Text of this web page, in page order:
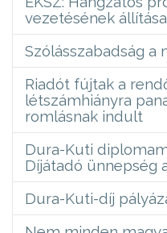
vezetésének állítása
Szólásszabadság a
Riadót fújtak a
létszámhiányra
romlásnak indult
Dura-Kuti
Díjátadó ünnepség
Dura-Kuti-díj